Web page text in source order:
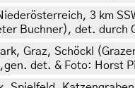
3 km
Buchner), det. durch
Graz, Schöckl
det. & Foto: Horst